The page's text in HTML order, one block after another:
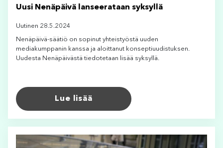
Uusi Nenäpäivä lanseerataan syksyllä
Uutinen 28.5.2024
Nenäpäivä-säätiö on sopinut yhteistyöstä uuden
mediakumppanin kanssa ja aloittanut konseptiuudistuksen.
Uudesta Nenäpäivästä tiedotetaan lisää syksyllä.
Lue lisää